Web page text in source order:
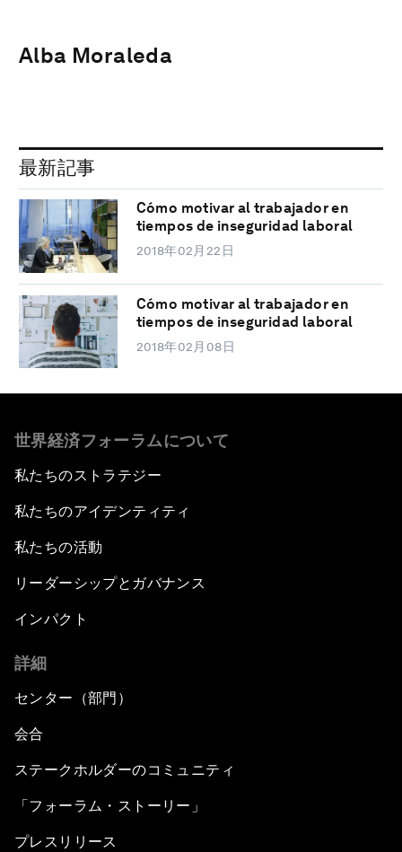
Alba Moraleda
最新記事
Cómo motivar al trabajador en
tiempos de inseguridad laboral
2018年02月22日
Cómo motivar al trabajador en
tiempos de inseguridad laboral
2018年02月08日
世界経済フォーラムについて
私たちのストラテジー
私たちのアイデンティティ
私たちの活動
リーダーシップとガバナンス
インパクト
詳細
センター（部門）
会合
ステークホルダーのコミュニティ
「フォーラム・ストーリー」
プレスリリース